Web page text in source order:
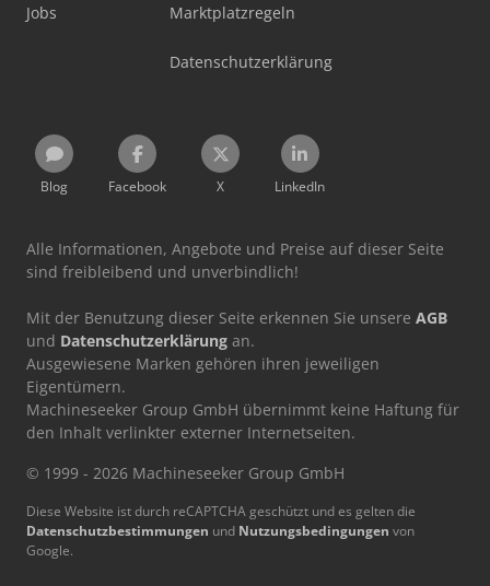
Jobs Marktplatzregeln
Datenschutzerklärung
Blog Facebook X LinkedIn
Alle Informationen, Angebote und Preise auf dieser Seite
sind freibleibend und unverbindlich!
Mit der Benutzung dieser Seite erkennen Sie unsere AGB
und Datenschutzerklärung an.
Ausgewiesene Marken gehören ihren jeweiligen
Eigentümern.
Machineseeker Group GmbH übernimmt keine Haftung für
den Inhalt verlinkter externer Internetseiten.
© 1999 - 2026 Machineseeker Group GmbH
Diese Website ist durch reCAPTCHA geschützt und es gelten die
Datenschutzbestimmungen und Nutzungsbedingungen von
Google.